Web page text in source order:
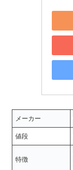
メーカー
値段
特徴